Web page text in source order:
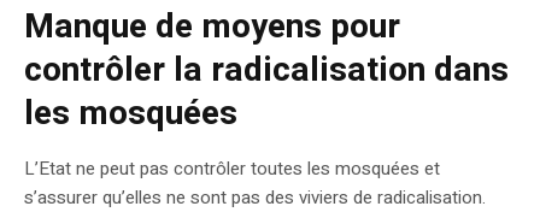
Manque de moyens pour
contrôler la radicalisation dans
les mosquées
L’Etat ne peut pas contrôler toutes les mosquées et
s’assurer qu’elles ne sont pas des viviers de radicalisation.